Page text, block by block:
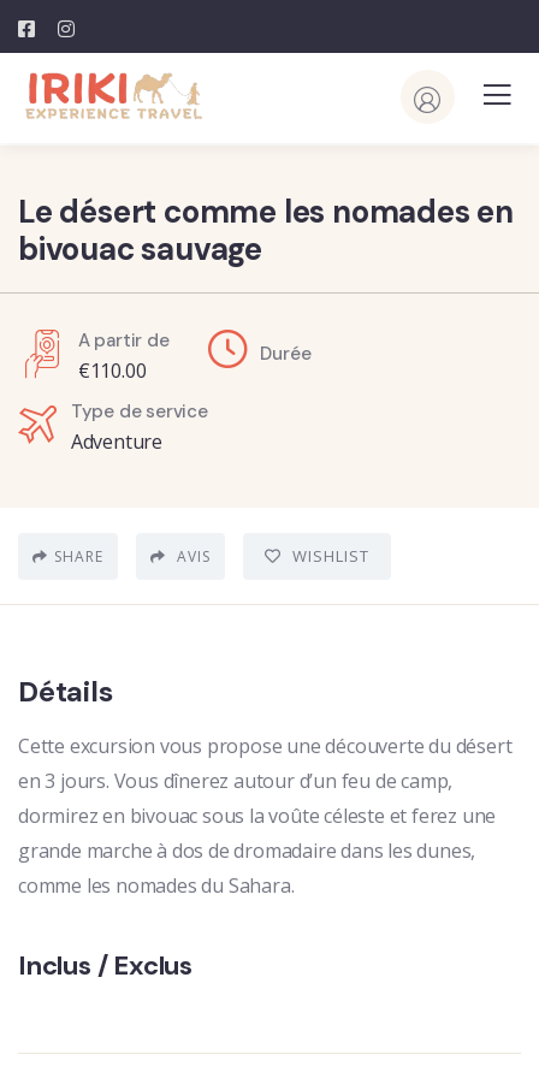
Le désert comme les nomades en
bivouac sauvage
A partir de
€110.00
Durée
Type de service
Adventure
SHARE AVIS WISHLIST
Détails
Cette excursion vous propose une découverte du désert
en 3 jours. Vous dînerez autour d’un feu de camp,
dormirez en bivouac sous la voûte céleste et ferez une
grande marche à dos de dromadaire dans les dunes,
comme les nomades du Sahara.
Inclus / Exclus